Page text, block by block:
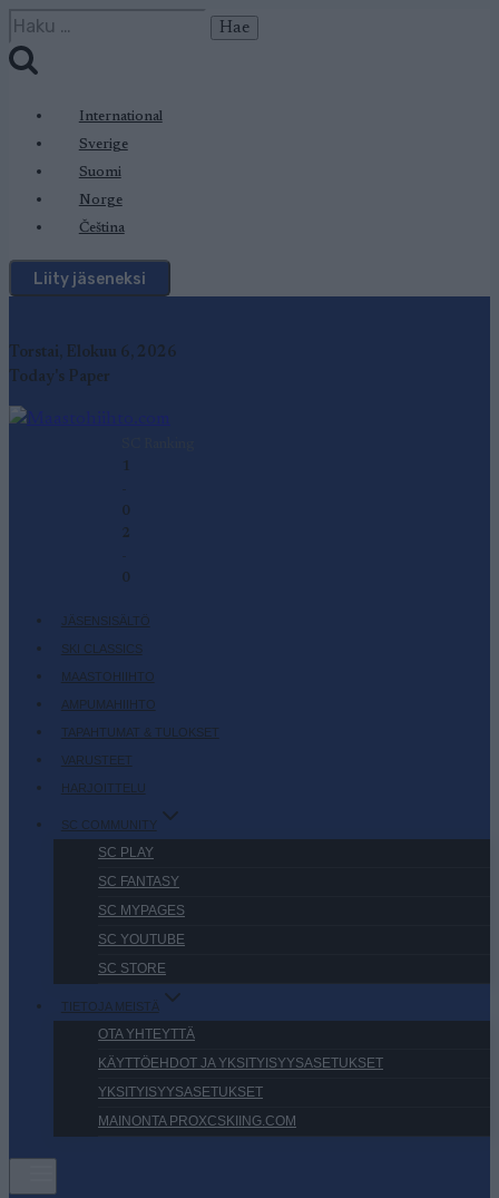
Siirry
sisältöön
Haku:
International
Sverige
Suomi
Norge
Čeština
Liity jäseneksi
Torstai, Elokuu 6, 2026
Today's Paper
1
-
0
2
-
0
JÄSENSISÄLTÖ
SKI CLASSICS
MAASTOHIIHTO
AMPUMAHIIHTO
TAPAHTUMAT & TULOKSET
VARUSTEET
HARJOITTELU
SC COMMUNITY
SC PLAY
SC FANTASY
SC MYPAGES
SC YOUTUBE
SC STORE
TIETOJA MEISTÄ
OTA YHTEYTTÄ
KÄYTTÖEHDOT JA YKSITYISYYSASETUKSET
YKSITYISYYSASETUKSET
MAINONTA PROXCSKIING.COM